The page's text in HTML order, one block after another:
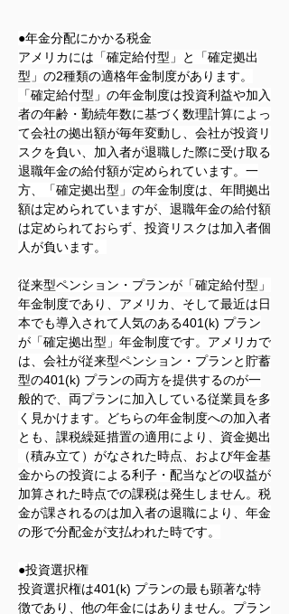
●年金分配にかかる税金
アメリカには「確定給付型」と「確定拠出
型」の2種類の適格年金制度があります。
「確定給付型」の年金制度は投資利益や加入
者の年齢・勤続年数に基づく数理計算によっ
て会社の拠出額が毎年変動し、会社が投資リ
スクを負い、加入者が退職した際に受け取る
退職年金の給付額が定められています。一
方、「確定拠出型」の年金制度は、年間拠出
額は定められていますが、退職年金の給付額
は定められておらず、投資リスクは加入者個
人が負います。
従来型ペンション・プランが「確定給付型」
年金制度であり、アメリカ、そして最近は日
本でも導入されて人気のある401(k) プラン
が「確定拠出型」年金制度です。アメリカで
は、会社が従来型ペンション・プランと貯蓄
型の401(k) プランの両方を提供するのが一
般的で、両プランに加入している従業員を多
く見かけます。どちらの年金制度への加入者
とも、課税繰延措置の適用により、資金拠出
（積み立て）がなされた時点、および年金基
金からの投資による利子・配当などの収益が
加算された時点での課税は発生しません。税
金が課されるのは加入者の退職により、年金
の形で分配金が支払われた時です。
●投資選択権
投資選択権は401(k) プランの最も顕著な特
徴であり、他の年金にはありません。プラン